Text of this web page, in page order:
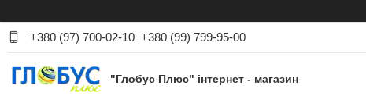
+380 (97) 700-02-10 +380 (99) 799-95-00
"Глобус Плюс" інтернет - магазин